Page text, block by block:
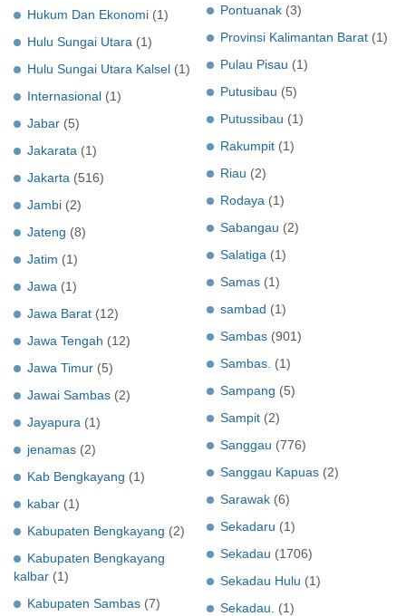
Hukum Dan Ekonomi (1)
Hulu Sungai Utara (1)
Hulu Sungai Utara Kalsel (1)
Internasional (1)
Jabar (5)
Jakarata (1)
Jakarta (516)
Jambi (2)
Jateng (8)
Jatim (1)
Jawa (1)
Jawa Barat (12)
Jawa Tengah (12)
Jawa Timur (5)
Jawai Sambas (2)
Jayapura (1)
jenamas (2)
Kab Bengkayang (1)
kabar (1)
Kabupaten Bengkayang (2)
Kabupaten Bengkayang
kalbar (1)
Kabupaten Sambas (7)
Pontuanak (3)
Provinsi Kalimantan Barat (1)
Pulau Pisau (1)
Putusibau (5)
Putussibau (1)
Rakumpit (1)
Riau (2)
Rodaya (1)
Sabangau (2)
Salatiga (1)
Samas (1)
sambad (1)
Sambas (901)
Sambas. (1)
Sampang (5)
Sampit (2)
Sanggau (776)
Sanggau Kapuas (2)
Sarawak (6)
Sekadaru (1)
Sekadau (1706)
Sekadau Hulu (1)
Sekadau.
(1)